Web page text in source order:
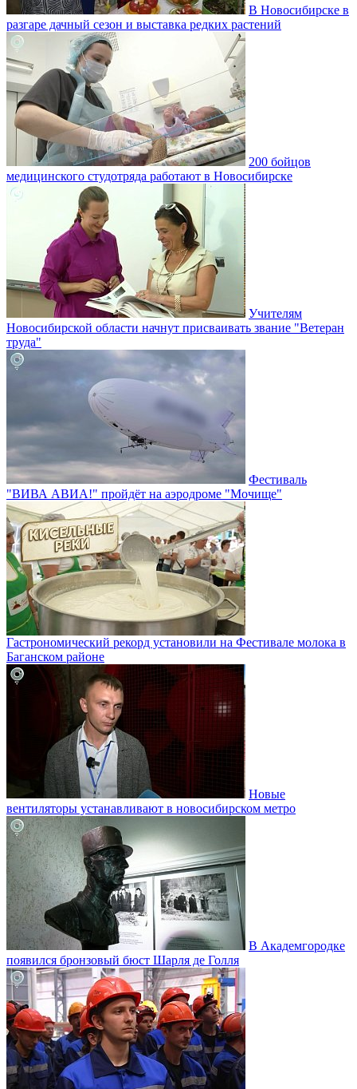
В Новосибирске в
разгаре дачный сезон и выставка редких растений
200 бойцов
медицинского студотряда работают в Новосибирске
Учителям
Новосибирской области начнут присваивать звание "Ветеран
труда"
Фестиваль
"ВИВА АВИА!" пройдёт на аэродроме "Мочище"
Гастрономический рекорд установили на Фестивале молока в
Баганском районе
Новые
вентиляторы устанавливают в новосибирском метро
В Академгородке
появился бронзовый бюст Шарля де Голля